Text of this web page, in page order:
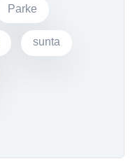
Parke
sunta